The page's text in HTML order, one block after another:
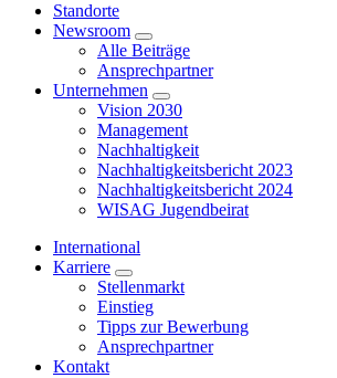
Standorte
Newsroom
Alle Beiträge
Ansprechpartner
Unternehmen
Vision 2030
Management
Nachhaltigkeit
Nachhaltigkeitsbericht 2023
Nachhaltigkeitsbericht 2024
WISAG Jugendbeirat
International
Karriere
Stellenmarkt
Einstieg
Tipps zur Bewerbung
Ansprechpartner
Kontakt